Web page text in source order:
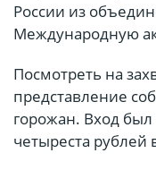
России из
Международную
Посмотреть на
представление
горожан. Вход
четыреста рублей